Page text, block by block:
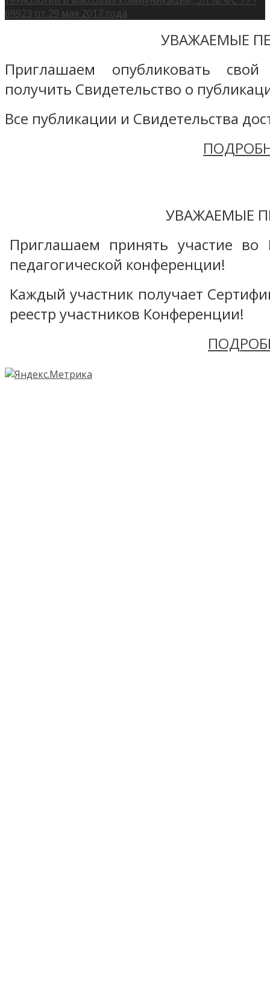
69923 от 29 мая 2017 года
УВАЖАЕМЫЕ
Приглашаем опубликовать
получить Свидетельство о
Все публикации и Свидетельства
УВАЖАЕМЫЕ
Приглашаем принять участие во
педагогической конференции!
Каждый участник получает
реестр участников Конференции!